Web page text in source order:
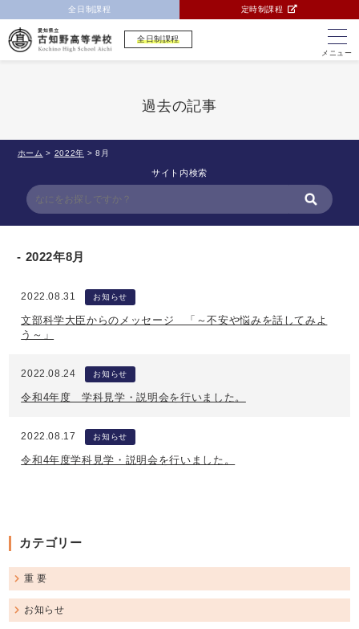
全日制課程 定時制課程
全日制課程
メニュー
過去の記事
ホーム > 2022年 > 8月
サイト内検索
2022年8月
2022.08.31 お知らせ
文部科学大臣からのメッセージ 「～不安や悩みを話してみよ
う～」
2022.08.24 お知らせ
令和4年度 学科見学・説明会を行いました。
2022.08.17 お知らせ
令和4年度学科見学・説明会を行いました。
カテゴリー
重 要
お知らせ